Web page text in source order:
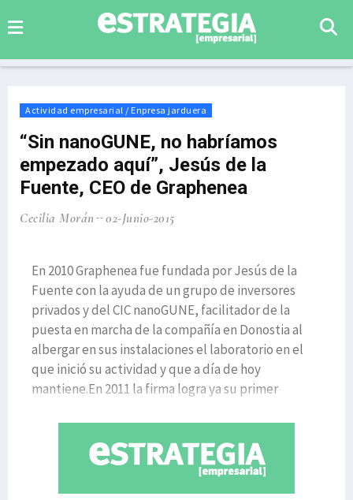
Actividad empresarial / Enpresa jarduera
“Sin nanoGUNE, no habríamos
empezado aquí”, Jesús de la
Fuente, CEO de Graphenea
Cecilia Morán 02-Junio-2015
En 2010 Graphenea fue fundada por Jesús de la
Fuente con la ayuda de un grupo de inversores
privados y del CIC nanoGUNE, facilitador de la
puesta en marcha de la compañía en Donostia al
albergar en sus instalaciones el laboratorio en el
que inició su actividad y que a día de hoy
mantiene.En 2011 la firma logra ya su primer